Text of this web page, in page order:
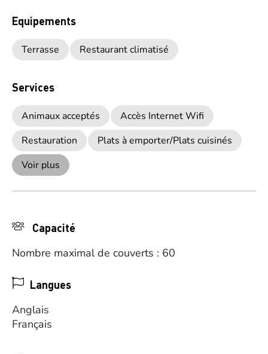
Equipements
Terrasse Restaurant climatisé
Services
Animaux acceptés
Accès Internet Wifi
Restauration
Plats à emporter/Plats cuisinés
Voir plus
Capacité
Nombre maximal de couverts : 60
Langues
Anglais
Français